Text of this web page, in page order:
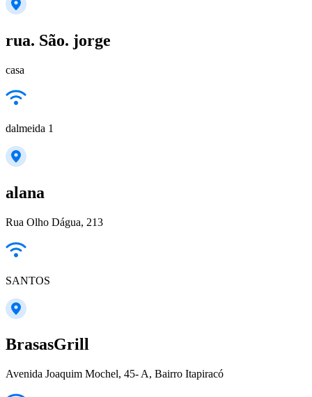
rua. São. jorge
casa
dalmeida 1
alana
Rua Olho Dágua, 213
SANTOS
BrasasGrill
Avenida Joaquim Mochel, 45- A, Bairro Itapiracó